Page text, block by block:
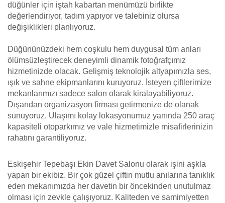
düğünler için iştah kabartan menümüzü birlikte
değerlendiriyor, tadım yapıyor ve talebiniz olursa
değişiklikleri planlıyoruz.
Düğününüzdeki hem coşkulu hem duygusal tüm anları
ölümsüzleştirecek deneyimli dinamik fotoğrafçımız
hizmetinizde olacak. Gelişmiş teknolojik altyapımızla ses,
ışık ve sahne ekipmanlarını kuruyoruz. İsteyen çiftlerimize
mekanlarımızı sadece salon olarak kiralayabiliyoruz.
Dışarıdan organizasyon firması getirmenize de olanak
sunuyoruz. Ulaşımı kolay lokasyonumuz yanında 250 araç
kapasiteli otoparkımız ve vale hizmetimizle misafirlerinizin
rahatını garantiliyoruz.
Eskişehir Tepebaşı Ekin Davet Salonu olarak işini aşkla
yapan bir ekibiz. Bir çok güzel çiftin mutlu anılarına tanıklık
eden mekanımızda her davetin bir öncekinden unutulmaz
olması için zevkle çalışıyoruz. Kaliteden ve samimiyetten